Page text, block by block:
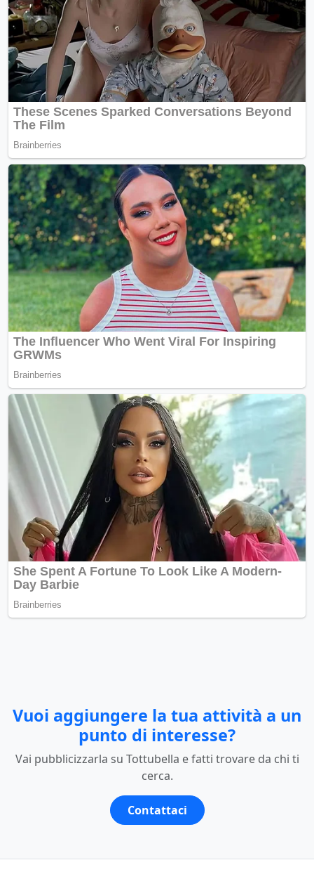
Vuoi aggiungere la tua attività a un
punto di interesse?
Vai pubblicizzarla su Tottubella e fatti trovare da chi ti
cerca.
Contattaci